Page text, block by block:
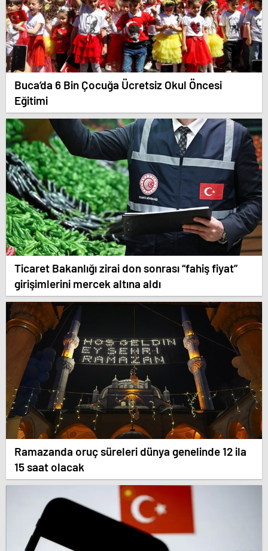
Buca’da 6 Bin Çocuğa Ücretsiz Okul Öncesi
Eğitimi
Ticaret Bakanlığı zirai don sonrası “fahiş fiyat”
girişimlerini mercek altına aldı
Ramazanda oruç süreleri dünya genelinde 12 ila
15 saat olacak